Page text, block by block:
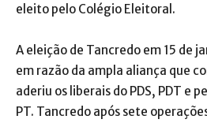
eleito pelo Colégio Eleitoral.
A eleição de Tancredo em 15 de
em razão da ampla aliança que
aderiu os liberais do PDS, PDT e
PT. Tancredo após sete